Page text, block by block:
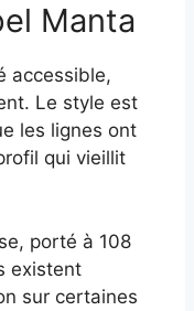
Manta
accessible,
Le style est
les lignes ont
qui vieillit
porté à 108
existent
sur certaines